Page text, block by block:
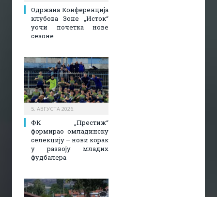
Одржана Конференција
клубова Зоне „Исток“
уочи почетка нове
сезоне
5. АВГУСТА 2026.
ФК „Престиж“
формирао омладинску
селекцију – нови корак
у развоју младих
фудбалера